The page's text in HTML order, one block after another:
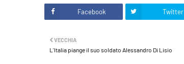
Facebook Twitter
VECCHIA
L'Italia piange il suo soldato Alessandro Di Lisio